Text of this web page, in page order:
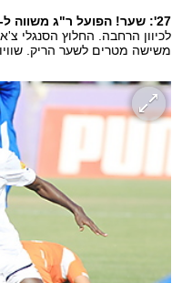
27': שער! הפועל ר"ג משווה ל-1:1.
לכיוון הרחבה. החלוץ הסנגלי
משישה מטרים לשער הריק.